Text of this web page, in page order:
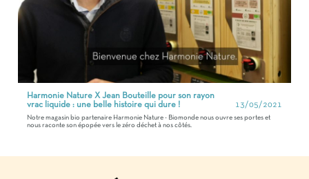
Harmonie Nature X Jean Bouteille pour son rayon
vrac liquide : une belle histoire qui dure !
13/05/2021
Notre magasin bio partenaire Harmonie Nature - Biomonde nous ouvre ses portes et
nous raconte son épopée vers le zéro déchet à nos côtés.